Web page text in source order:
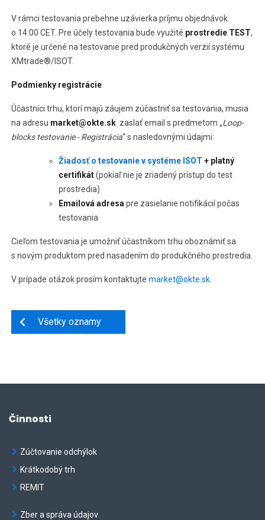
V rámci testovania prebehne uzávierka príjmu objednávok
o 14:00 CET. Pre účely testovania bude využité prostredie TEST,
ktoré je určené na testovanie pred produkčných verzií systému
XMtrade®/ISOT.
Podmienky registrácie
Účastníci trhu, ktorí majú záujem zúčastniť sa testovania, musia
na adresu market@okte.sk zaslať email s predmetom „Loop-
blocks testovanie - Registrácia“ s nasledovnými údajmi:
Žiadosť o testovanie v systéme ISOT + platný
certifikát(pokiaľ nie je zriadený prístup do test
prostredia)
Emailová adresa pre zasielanie notifikácií počas
testovania
Cieľom testovania je umožniť účastníkom trhu oboznámiť sa
s novým produktom pred nasadením do produkčného prostredia.
V prípade otázok prosím kontaktujte market@okte.sk
Všetky oznamy
Činnosti
Zúčtovanie odchýlok
Krátkodobý trh
REMIT
Zber a správa údajov